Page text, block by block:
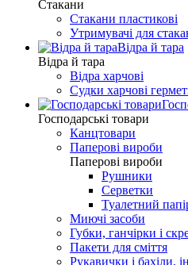
Стакани
Стакани пластикові
Утримувачі для
Відра й тара
Відра й тара
Відра харчові
Судки харчові
Господарські товари
Канцтовари
Паперові вироби
Паперові вироби
Рушники
Серветки
Туалетний
Миючі засоби
Губки, ганчірки і
Пакети для сміття
Рукавички і бахіли,